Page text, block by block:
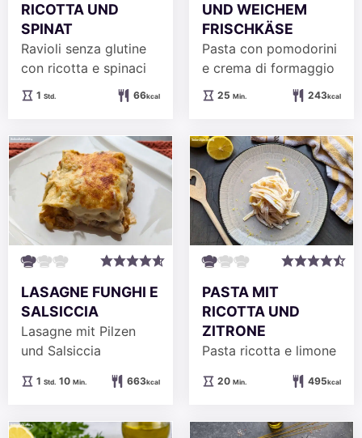
RICOTTA UND
SPINAT
Ravioli senza glutine
con ricotta e spinaci
1Stunde
Std. 66kcal
UND WEICHEM
FRISCHKÄSE
Pasta con pomodorini
e crema di formaggio
25Minuten
Min. 243kcal
LASAGNE FUNGHI E
SALSICCIA
Lasagne mit Pilzen
und Salsiccia
1Stunde
Std. 10Minuten
Min. 663kcal
PASTA MIT
RICOTTA UND
ZITRONE
Pasta ricotta e limone
20Minuten
Min. 495kcal